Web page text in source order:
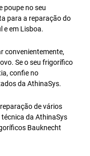
poupe no seu
para a reparação do
e em Lisboa.
convenientemente,
Se o seu frigorífico
confie no
da AthinaSys.
de vários
da AthinaSys
Bauknecht